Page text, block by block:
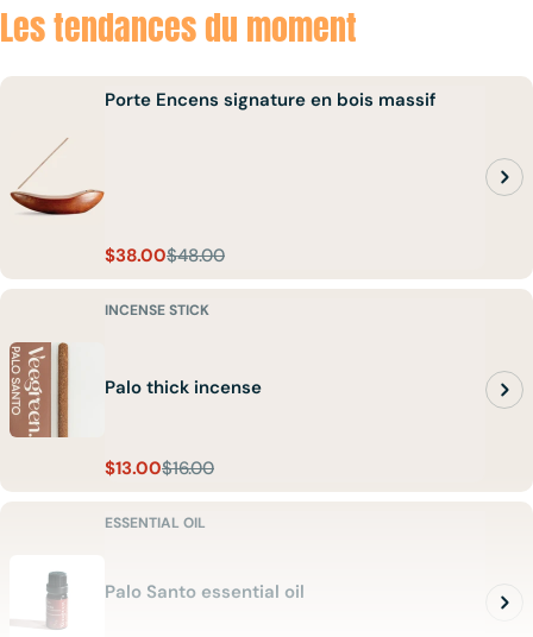
Les tendances du moment
Porte Encens signature en bois massif
Sale
price
$38.00
Regular
price
$48.00
INCENSE STICK
Palo thick incense
Sale
price
$13.00
Regular
price
$16.00
ESSENTIAL OIL
Palo Santo essential oil